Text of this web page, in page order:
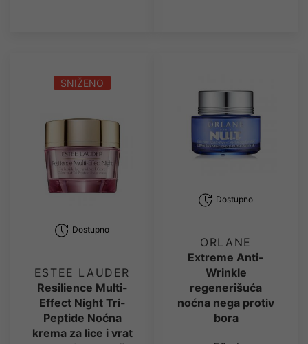
SNIŽENO
Dostupno
ESTEE LAUDER
Resilience Multi-
Effect Night Tri-
Peptide Noćna
krema za lice i vrat
Dostupno
ORLANE
Extreme Anti-
Wrinkle
regenerišuća
noćna nega protiv
bora